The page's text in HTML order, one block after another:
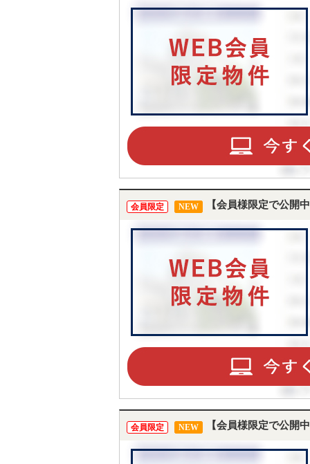
会員限定 NEW 【会員様限定で公開
会員限定 NEW 【会員様限定で公開